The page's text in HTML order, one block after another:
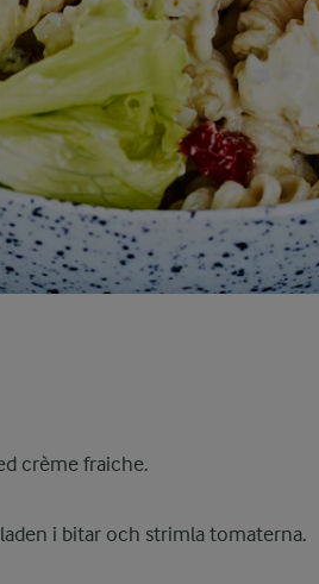
crème fraiche.
i bitar och strimla tomaterna.